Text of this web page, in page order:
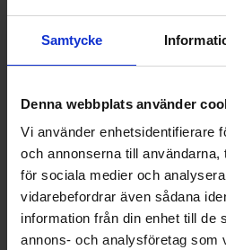
Samtycke
Denna webbplats använder
Vi använder enhetsidentifierare
och annonserna till användarna,
för sociala medier och
vidarebefordrar även sådana
information från din enhet till de
annons- och analysföretag som
Bredd (cm):
Lägsta omgivningstemperatur
en är lämpad:
EAN
Allmän information